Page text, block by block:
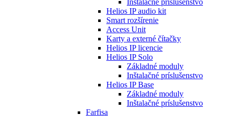
Inštalačné príslušenstvo
Helios IP audio kit
Smart rozšírenie
Access Unit
Karty a externé čítačky
Helios IP licencie
Helios IP Solo
Základné moduly
Inštalačné príslušenstvo
Helios IP Base
Základné moduly
Inštalačné príslušenstvo
Farfisa